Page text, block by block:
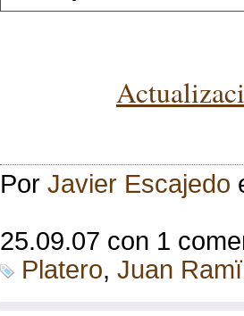
Por Javier Escajedo
25.09.07 con 1
Platero, Juan